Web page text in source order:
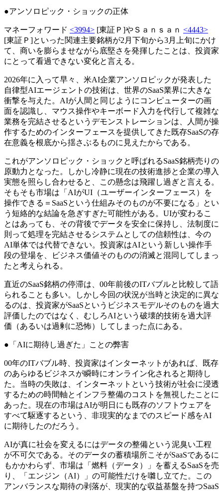
●アンソロピック・ショックの正体
マネーフォワード <3994> [東証Ｐ]やＳａｎｓａｎ <4443>
[東証Ｐ]といった関連主要銘柄が2月下旬から3月上旬にかけ
て、商いを膨らませながら底堅さを発揮したことは、投資家
にとって看過できない変化と言える。
2026年に入って早々、米AI企業アンソロピックが発表した
自律型AIエージェントの技術は、世界のSaaS業界に大きな
衝撃を与えた。AIが人間と同じようにコンピューターの画
面を認識し、マウス操作やキーボード入力を代行して複雑な
業務を完結させるというデモンストレーションは、人間が操
作するためのインターフェースを提供してきた既存SaaSの存
在意義を根底から揺さぶるものに見えたからである。
これがアンソロピック・ショックと呼ばれるSaaS銘柄売りの
原動力となった。しかし冷静に現在の技術進捗と企業の導入
実態を照らし合わせると、この懸念は飛躍し過ぎと言える。
そもそも市場は「AIがUI（ユーザーインターフェース）を
操作できる＝SaaSという仕組みそのものが不要になる」とい
う短絡的な結論を急ぎすぎた可能性がある。UIが変わるこ
とはあっても、その背後でデータを安全に保持し、法制度に
則って処理を完結させるシステムとしての信頼性は、今の
AI単体では代替できない。投資家はAIという新しい操作手
段の登場を、ビジネス価値そのものの消滅と混同してしまっ
たと考えられる。
直近のSaaS銘柄の停滞は、00年前後のITバブルと比較して語
られることも多い。しかし今回の状況が当時と決定的に異な
るのは、投資家がSaaSというビジネスモデルそのものを過大
評価したのではなく、むしろAIという破壊的技術を過大評
価（あるいは過剰に恐怖）してしまった点にある。
●「AIに期待し過ぎた」ことの弊害
00年のITバブル時、投資家はインターネットがあれば、既存
のあらゆるビジネスが瞬時にオンライン化されると期待し
た。当時の失敗は、インターネットという技術が社会に浸透
するための時間軸とインフラ整備のコストを無視したことに
あった。現在の市場はAIが明日にも既存のソフトウェアを
すべて駆逐するという、非現実的なまでのスピード感をAI
に期待したのだろう。
AIが真に社会を変えるにはデータの整備という泥臭い工程
が不可欠である。そのデータの蓄積場所こそがSaaSであるに
もかかわらず、市場は「燃料（データ）」を蓄えるSaaSを売
り、「エンジン（AI）」の可能性だけを囃し立てた。この
アンバランスな期待の剥落が、現実的な収益基盤を持つSaaS